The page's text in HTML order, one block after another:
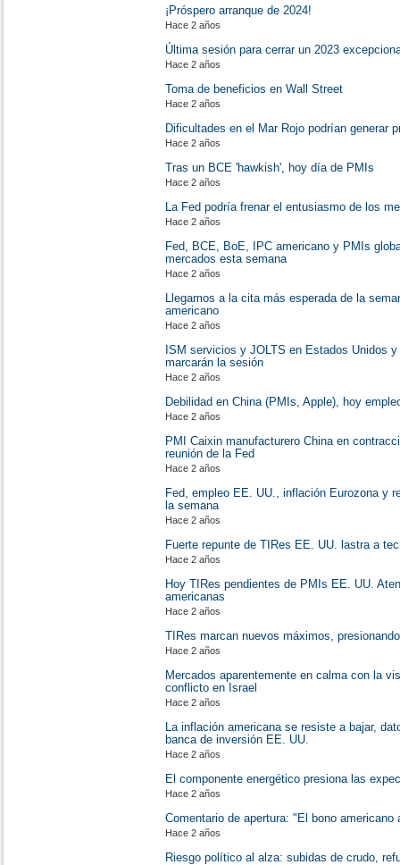
¡Próspero arranque de 2024!
Hace 2 años
Última sesión para cerrar un 2023
Hace 2 años
Toma de beneficios en Wall Street
Hace 2 años
Dificultades en el Mar Rojo podrían generar
Hace 2 años
Tras un BCE 'hawkish', hoy día de PMIs
Hace 2 años
La Fed podría frenar el entusiasmo de los
Hace 2 años
Fed, BCE, BoE, IPC americano y PMIs
mercados esta semana
Hace 2 años
Llegamos a la cita más esperada de la
americano
Hace 2 años
ISM servicios y JOLTS en Estados Unidos
marcarán la sesión
Hace 2 años
Debilidad en China (PMIs, Apple), hoy
Hace 2 años
PMI Caixin manufacturero China en
reunión de la Fed
Hace 2 años
Fed, empleo EE. UU., inflación Eurozona y
la semana
Hace 2 años
Fuerte repunte de TIRes EE. UU. lastra a
Hace 2 años
Hoy TIRes pendientes de PMIs EE. UU.
americanas
Hace 2 años
TIRes marcan nuevos máximos,
Hace 2 años
Mercados aparentemente en calma con la
conflicto en Israel
Hace 2 años
La inflación americana se resiste a bajar,
banca de inversión EE. UU.
Hace 2 años
El componente energético presiona las
Hace 2 años
Comentario de apertura: "El bono americano
Hace 2 años
Riesgo político al alza: subidas de crudo,